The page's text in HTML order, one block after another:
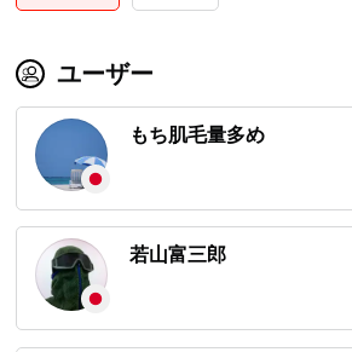
ユーザー
もち肌毛量多め
若山富三郎